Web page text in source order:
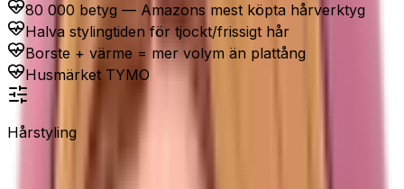
80 000 betyg — Amazons mest köpta hårverktyg
Halva stylingtiden för tjockt/frissigt hår
Borste + värme = mer volym än plattång
Husmärket TYMO
Hårstyling
TYMO RING uträtningsborste